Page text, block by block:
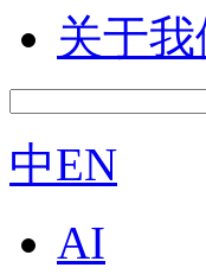
关于我
中EN
AI